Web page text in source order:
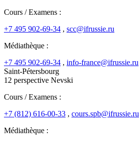
Cours / Examens :
+7 495 902-69-34 , scc@ifrussie.ru
Médiathèque :
+7 495 902-69-34 , info-france@ifrussie.ru
Saint-Pétersbourg
12 perspective Nevski
Cours / Examens :
+7 (812) 616-00-33 , cours.spb@ifrussie.ru
Médiathèque :